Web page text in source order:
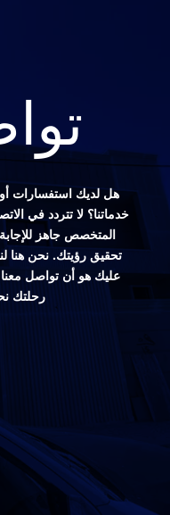
هل لديك استفسارات
خدماتنا؟ لا تتردد في
المتخصص جاهز
تحقيق رؤيتك. نحن هنا
عليك هو أن تواصل
رحلتك